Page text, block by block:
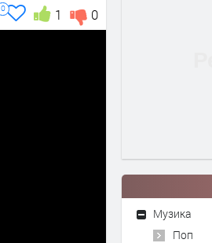
0
1
0
Музика
Поп